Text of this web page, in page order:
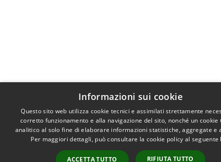
Informazioni sui cookie
Questo sito web utilizza cookie tecnici e assimilati strettamente
corretto funzionamento e alla navigazione del sito, nonché un cookie
analitico al solo fine di elaborare informazioni statistiche, aggregate e
Per maggiori dettagli, può consultare la cookie policy al seguente
ACCETTA TUTTO RIFIUTA TUTTO